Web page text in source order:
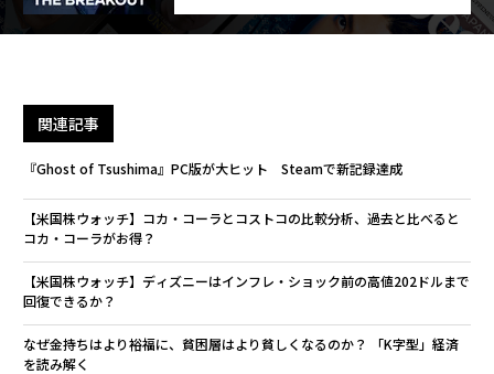
関連記事
『Ghost of Tsushima』PC版が大ヒット Steamで新記録達成
【米国株ウォッチ】コカ・コーラとコストコの比較分析、過去と比べると
コカ・コーラがお得？
【米国株ウォッチ】ディズニーはインフレ・ショック前の高値202ドルまで
回復できるか？
なぜ金持ちはより裕福に、貧困層はより貧しくなるのか？ 「K字型」経済
を読み解く